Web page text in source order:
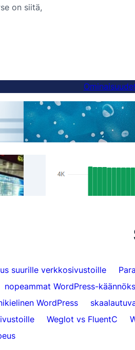
on siitä,
AI-käännökset
Oikeat SEO-tulokset:
suurille verkkosivustoille
nopeammat WordPress-
WordPress
Weglot vs FluentC